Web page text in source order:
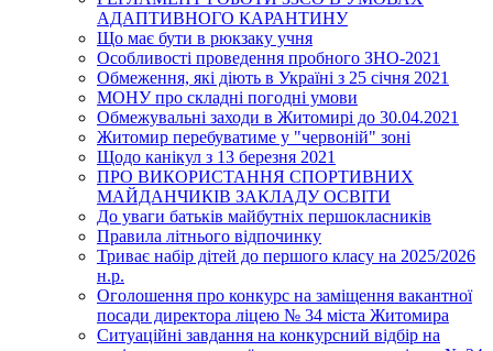
АДАПТИВНОГО КАРАНТИНУ
Що має бути в рюкзаку учня
Особливості проведення пробного ЗНО-2021
Обмеження, які діють в Україні з 25 січня 2021
МОНУ про складні погодні умови
Обмежувальні заходи в Житомирі до 30.04.2021
Житомир перебуватиме у "червоній" зоні
Щодо канікул з 13 березня 2021
ПРО ВИКОРИСТАННЯ СПОРТИВНИХ
МАЙДАНЧИКІВ ЗАКЛАДУ ОСВІТИ
До уваги батьків майбутніх першокласників
Правила літнього відпочинку
Триває набір дітей до першого класу на 2025/2026
н.р.
Оголошення про конкурс на заміщення вакантної
посади директора ліцею № 34 міста Житомира
Ситуаційні завдання на конкурсний відбір на